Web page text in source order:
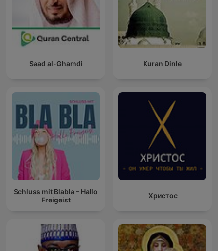
Saad al-Ghamdi Kuran Dinle
Schluss mit Blabla – Hallo
Freigeist
Христос